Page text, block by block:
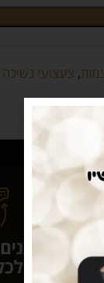
, צעצועי נשיכה